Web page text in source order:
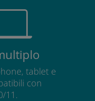
tablet e
con
11.